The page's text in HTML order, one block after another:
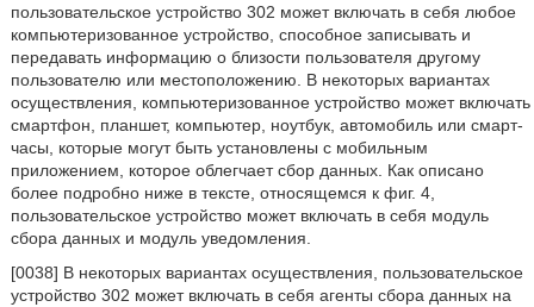
пользовательское устройство 302 может включать в себя любое
компьютеризованное устройство, способное записывать и
передавать информацию о близости пользователя другому
пользователю или местоположению. В некоторых вариантах
осуществления, компьютеризованное устройство может включать
смартфон, планшет, компьютер, ноутбук, автомобиль или смарт-
часы, которые могут быть установлены с мобильным
приложением, которое облегчает сбор данных. Как описано
более подробно ниже в тексте, относящемся к фиг. 4,
пользовательское устройство может включать в себя модуль
сбора данных и модуль уведомления.
[0038] В некоторых вариантах осуществления, пользовательское
устройство 302 может включать в себя агенты сбора данных на